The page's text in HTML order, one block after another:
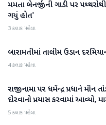
રાષ્ટ્રીય
મમતા બેનર્જીની ગાડી પર
ગયું હોત'
3 કલાક પહેલા
રાષ્ટ્રીય
બારામતીમાં તાલીમ ઉડાન
4 કલાક પહેલા
રાષ્ટ્રીય
રાજીનામા પર ધર્મેન્દ્ર પ્રધાને
દોરવાનો પ્રયાસ કરવામાં આવ્યો,
5 કલાક પહેલા